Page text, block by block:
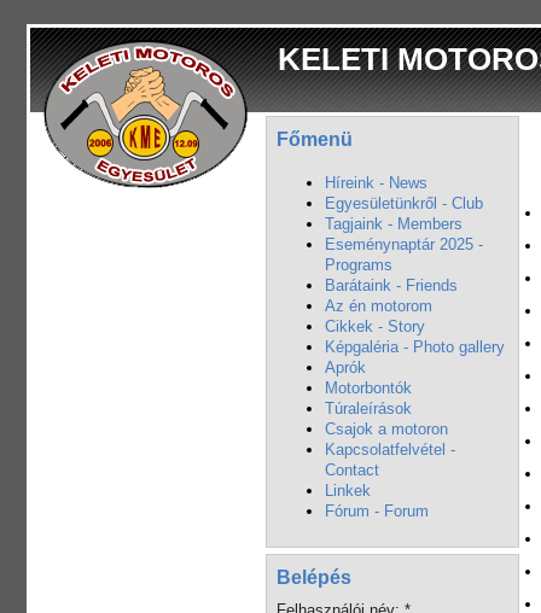
KELETI
Főmenü
Híreink - News
Egyesületünkről - Club
Tagjaink - Members
Eseménynaptár 2025 -
Programs
Barátaink - Friends
Az én motorom
Cikkek - Story
Képgaléria - Photo gallery
Aprók
Motorbontók
Túraleírások
Csajok a motoron
Kapcsolatfelvétel -
Contact
Linkek
Fórum - Forum
Belépés